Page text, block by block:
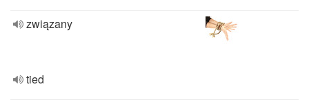
związany
tied